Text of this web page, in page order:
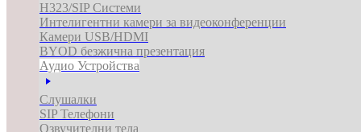
H323/SIP Системи
Интелигентни камери за видеоконференции
Камери USB/HDMI
BYOD безжична презентация
Аудио Устройства
Слушалки
SIP Телефони
Озвучителни тела